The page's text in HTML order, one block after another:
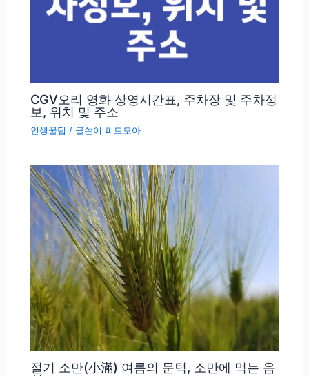
CGV오리 영화 상영시간표, 주차장 및 주차정
보, 위치 및 주소
인생꿀팁 / 글쓴이피드모아
절기 소만(小滿) 여름의 문턱, 소만에 먹는 음